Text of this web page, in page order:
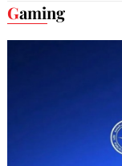
Gaming